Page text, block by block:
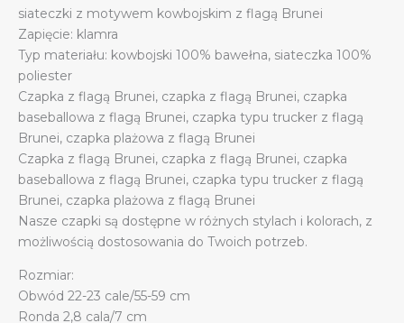
brunejskim
logo
quantity
siateczki z motywem kowbojskim z flagą Brunei
Zapięcie: klamra
Typ materiału: kowbojski 100% bawełna, siateczka 100%
poliester
Czapka z flagą Brunei, czapka z flagą Brunei, czapka
baseballowa z flagą Brunei, czapka typu trucker z flagą
Brunei, czapka plażowa z flagą Brunei
Czapka z flagą Brunei, czapka z flagą Brunei, czapka
baseballowa z flagą Brunei, czapka typu trucker z flagą
Brunei, czapka plażowa z flagą Brunei
Nasze czapki są dostępne w różnych stylach i kolorach, z
możliwością dostosowania do Twoich potrzeb.
Rozmiar:
Obwód 22-23 cale/55-59 cm
Ronda 2,8 cala/7 cm